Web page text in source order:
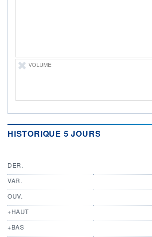
Boursobank
VOLUME
HISTORIQUE 5 JOURS
DER.
VAR.
OUV.
+HAUT
+BAS